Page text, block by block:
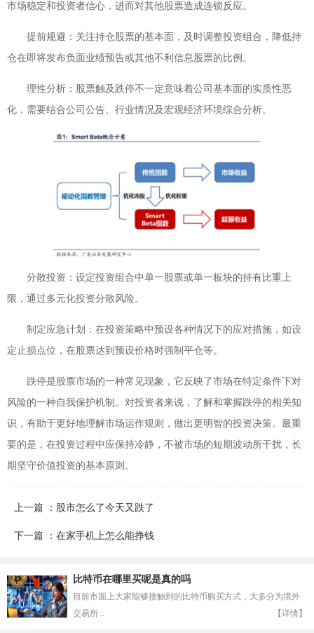
市场稳定和投资者信心，进而对其他股票造成连锁反应。
提前规避：关注持仓股票的基本面，及时调整投资组合，降低持
仓在即将发布负面业绩预告或其他不利信息股票的比例。
理性分析：股票触及跌停不一定意味着公司基本面的实质性恶
化，需要结合公司公告、行业情况及宏观经济环境综合分析。
分散投资：设定投资组合中单一股票或单一板块的持有比重上
限，通过多元化投资分散风险。
制定应急计划：在投资策略中预设各种情况下的应对措施，如设
定止损点位，在股票达到预设价格时强制平仓等。
跌停是股票市场的一种常见现象，它反映了市场在特定条件下对
风险的一种自我保护机制。对投资者来说，了解和掌握跌停的相关知
识，有助于更好地理解市场运作规则，做出更明智的投资决策。最重
要的是，在投资过程中应保持冷静，不被市场的短期波动所干扰，长
期坚守价值投资的基本原则。
上一篇 ：股市怎么了今天又跌了
下一篇 ：在家手机上怎么能挣钱
比特币在哪里买呢是真的吗
目前市面上大家能够接触到的比特币购买方式，大多分为境外
交易所...
【详情】